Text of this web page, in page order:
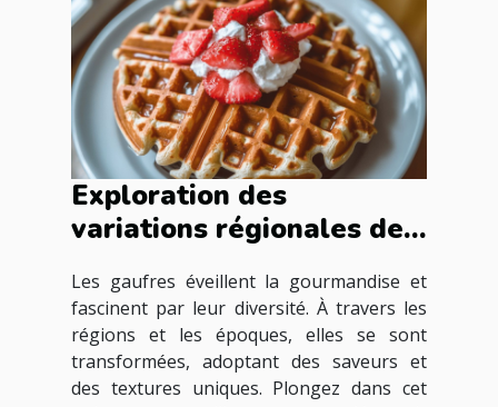
Exploration des
variations régionales des
époques
Les gaufres éveillent la gourmandise et
fascinent par leur diversité. À travers les
régions et les époques, elles se sont
transformées, adoptant des saveurs et
des textures uniques. Plongez dans cet